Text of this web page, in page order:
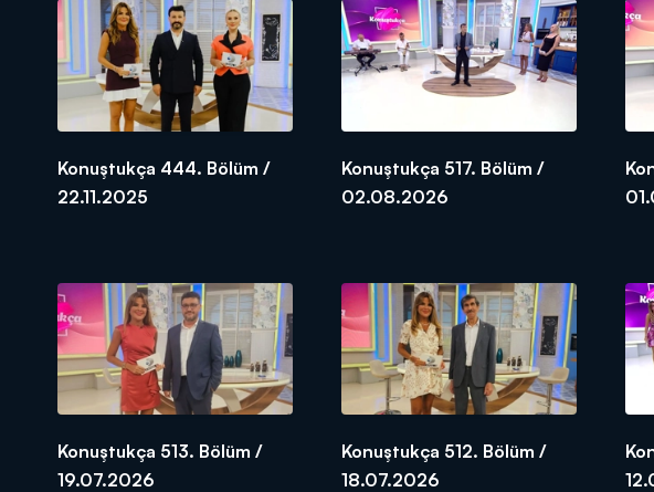
Özlem Yıldız ve Arzu Öztürk’ün sunduğu Konuştukça
Konuştukça 444. Bölüm /
22.11.2025
Konuştukça 517. Bölüm /
02.08.2026
Konuştukça 513. Bölüm /
19.07.2026
Konuştukça 512. Bölüm /
18.07.2026